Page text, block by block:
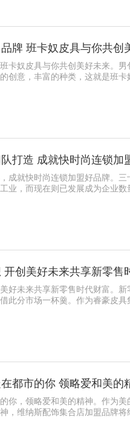
牌 班卡奴皮具与你共创
卡奴皮具与你共创美好未来。男
创意，丰富的种类，这就是班卡
打造 成就快时尚连锁加
成就快时尚连锁加盟好品牌。三
业，而现在则已发展成为企业数
创美好未来共享新零售
好未来共享新零售时代财富。新
此分市场一杯羹。作为睿豪皮具
都市的你 领略爱和美的
你，领略爱和美的精神。作为美
，维纳斯配饰集合店加盟品牌将